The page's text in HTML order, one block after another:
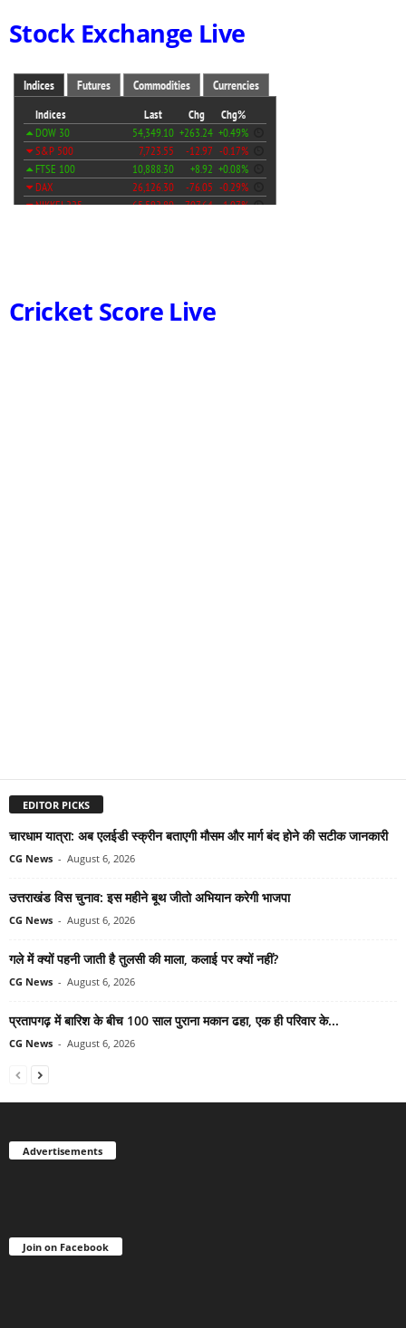
Stock Exchange Live
Cricket Score Live
EDITOR PICKS
चारधाम यात्रा: अब एलईडी स्क्रीन बताएगी मौसम और मार्ग बंद होने की सटीक जानकारी
CG News - August 6, 2026
उत्तराखंड विस चुनाव: इस महीने बूथ जीतो अभियान करेगी भाजपा
CG News - August 6, 2026
गले में क्यों पहनी जाती है तुलसी की माला, कलाई पर क्यों नहीं?
CG News - August 6, 2026
प्रतापगढ़ में बारिश के बीच 100 साल पुराना मकान ढहा, एक ही परिवार के...
CG News - August 6, 2026
Advertisements
Join on Facebook